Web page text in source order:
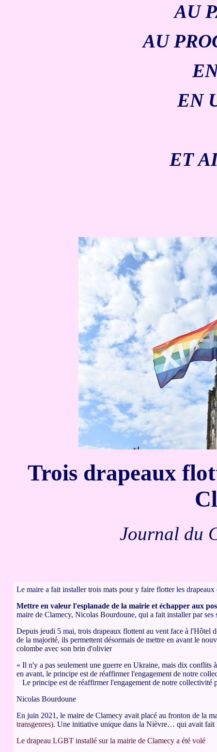
AU
AU
EN
ET
Trois drapeaux
Journal du
Le maire a fait installer trois mats pour y faire flotter les
Mettre en valeur l'esplanade de la mairie et échapper aux
maire de Clamecy, Nicolas Bourdoune, qui a fait installer par ses
Depuis jeudi 5 mai, trois drapeaux flottent au vent face à l'Hôtel
de la majorité, ils permettent désormais de mettre en avant le
colombe avec son brin d'olivier
« Il n'y a pas seulement une guerre en Ukraine, mais dix conflits
en avant, le principe est de réaffirmer l'engagement de notre
Le principe est de réaffirmer l'engagement de notre collectivité
Nicolas Bourdoune
En juin 2021, le maire de Clamecy avait placé au fronton de la
transgenres). Une initiative unique dans la Nièvre… qui avait
Le drapeau LGBT installé sur la mairie de Clamecy a été volé